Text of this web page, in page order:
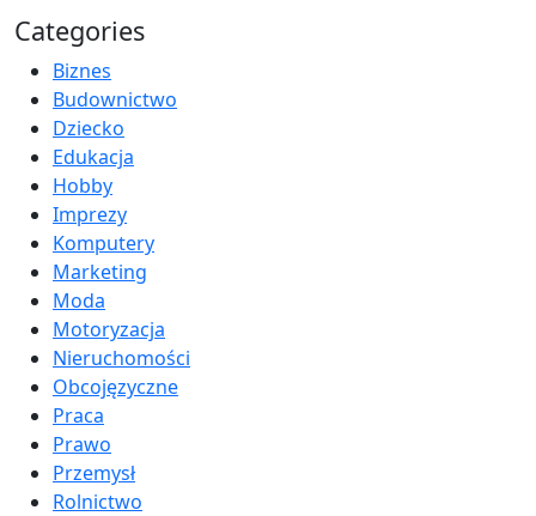
Categories
Biznes
Budownictwo
Dziecko
Edukacja
Hobby
Imprezy
Komputery
Marketing
Moda
Motoryzacja
Nieruchomości
Obcojęzyczne
Praca
Prawo
Przemysł
Rolnictwo